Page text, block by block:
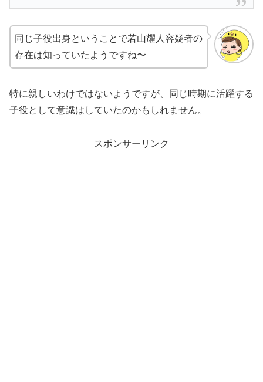
同じ子役出身ということで若山耀人容疑者の
存在は知っていたようですね〜
特に親しいわけではないようですが、同じ時期に活躍する
子役として意識はしていたのかもしれません。
スポンサーリンク